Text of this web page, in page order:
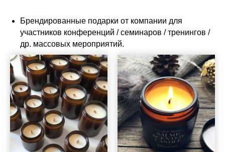
Брендированные подарки от компании для
участников конференций / семинаров / тренингов /
др. массовых мероприятий.